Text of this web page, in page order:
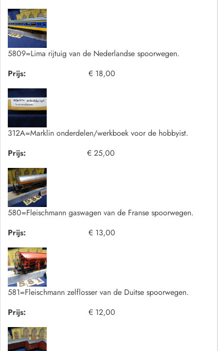
5809=Lima rijtuig van de Nederlandse spoorwegen.
Prijs:
€ 18,00
312A=Marklin onderdelen/werkboek voor de hobbyist.
Prijs:
€ 25,00
580=Fleischmann gaswagen van de Franse spoorwegen.
Prijs:
€ 13,00
581=Fleischmann zelflosser van de Duitse spoorwegen.
Prijs:
€ 12,00